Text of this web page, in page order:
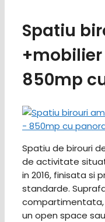
Spatiu
+mobilier
850mp
Spatiu de birouri
de activitate
in 2016, finisata si
standarde.
un open space